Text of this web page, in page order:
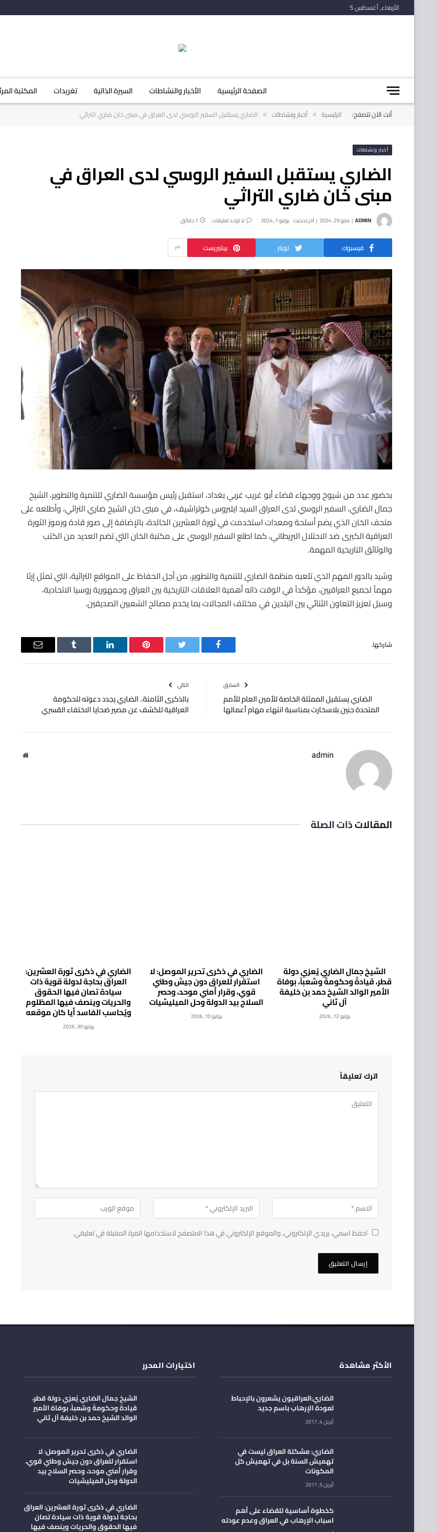
الأربعاء, أغسطس 5
الصفحة الرئيسية الأخبار والنشاطات السيرة الذاتية تغريدات المكتبة
أنت الآن تتصفح: الرئيسية » أخبار ونشاطات » الضاري يستقبل السفير الروسي لدى العراق في مبنى خان ضاري التراثي
أخبار ونشاطات
الضاري يستقبل السفير الروسي لدى العراق في
مبنى خان ضاري التراثي
ADMIN مايو 29, 2024 آخر تحديث: يونيو 1, 2024 لا توجد تعليقات 1 دقائق
فيسبوك تويتر بينتيريست
بحضور عدد من شيوخ ووجهاء قضاء أبو غريب غربي بغداد، استقبل رئيس مؤسسة الضاري للتنمية والتطوير، الشيخ
جمال الضاري، السفير الروسي لدى العراق السيد ايلبروس كوتراشيف، في مبنى خان الشيخ ضاري التراثي، وأطلعه على
متحف الخان الذي يضم أسلحة ومعدات استخدمت في ثورة العشرين الخالدة، بالإضافة إلى صور قادة ورموز الثورة
العراقية الكبرى ضد الاحتلال البريطاني، كما اطلع السفير الروسي على مكتبة الخان التي تضم العديد من الكتب
والوثائق التاريخية المهمة.
وشيد بالدور المهم الذي تلعبه منظمة الضاري للتنمية والتطوير، من أجل الحفاظ على المواقع التراثية، التي تمثل إرثا
مهماً لجميع العراقيين، مؤكداً في الوقت ذاته أهمية العلاقات التاريخية بين العراق وجمهورية روسيا الاتحادية،
وسبل تعزيز التعاون الثنائي بين البلدين في مختلف المجالات بما يخدم مصالح الشعبين الصديقين.
شاركها.
فيسبوك تويتر بينتيريستلينكدإن Tumblr
البريد
السابق
الضاري يستقبل الممثلة الخاصة للأمين العام للأمم
المتحدة جنين بلاسخارت بمناسبة انتهاء مهام أعمالها
التالي
بالذكرى الثامنة.. الضاري يجدد دعوته للحكومة
العراقية للكشف عن مصير ضحايا الاختفاء القسري
admin
موقع
المقالاتذات الصلة
الشيخ جمال الضاري يُعزي دولة
قطر، قيادةً وحكومةً وشعباً، بوفاة
الأمير الوالد الشيخ حمد بن خليفة
آل ثاني
يوليو 12, 2026
الضاري في ذكرى تحرير الموصل: لا
استقرار للعراق دون جيش وطني
قوي، وقرار أمني موحد، وحصر
السلاح بيد الدولة وحل الميليشيات
يوليو 10, 2026
الضاري في ذكرى ثورة العشرين:
العراق بحاجة لدولة قوية ذات
سيادة تصان فيها الحقوق
والحريات وينصف فيها المظلوم
ويُحاسب الفاسد أيا كان موقعه
يونيو 30, 2026
اترك تعليقاً
احفظ اسمي، بريدي الإلكتروني، والموقع الإلكتروني في هذا المتصفح لاستخدامها المرة المقبلة في تعليقي.
الأكثر مشاهدة
الضاري:العراقيون يشعرون بالإحباط
لعودة الإرهاب باسم جديد
أبريل 4, 2017
الضاري: مشكلة العراق ليست في
تهميش السنة بل في تهميش كل
المكونات
أبريل 5, 2017
كخطوة أساسية للقضاء على أهم
اسباب الإرهاب في العراق وعدم عودته
اختيارات المحرر
الشيخ جمال الضاري يُعزي دولة قطر،
قيادةً وحكومةً وشعباً، بوفاة الأمير
الوالد الشيخ حمد بن خليفة آل ثاني
الضاري في ذكرى تحرير الموصل: لا
استقرار للعراق دون جيش وطني قوي،
وقرار أمني موحد، وحصر السلاح بيد
الدولة وحل الميليشيات
الضاري في ذكرى ثورة العشرين: العراق
بحاجة لدولة قوية ذات سيادة تصان
فيها الحقوق والحريات وينصف فيها